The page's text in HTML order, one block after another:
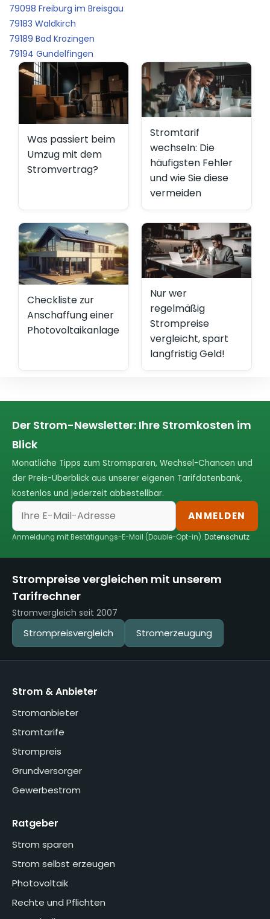
79098 Freiburg im Breisgau
79183 Waldkirch
79189 Bad Krozingen
79194 Gundelfingen
Was passiert beim
Umzug mit dem
Stromvertrag?
Stromtarif
wechseln: Die
häufigsten Fehler
und wie Sie diese
vermeiden
Checkliste zur
Anschaffung einer
Photovoltaikanlage
Nur wer
regelmäßig
Strompreise
vergleicht, spart
langfristig Geld!
Der Strom-Newsletter: Ihre Stromkosten im
Blick
Monatliche Tipps zum Stromsparen, Wechsel-Chancen und
der Preis-Überblick aus unserer eigenen Tarifdatenbank,
kostenlos und jederzeit abbestellbar.
ANMELDEN
Anmeldung mit Bestätigungs-E-Mail (Double-Opt-in).Datenschutz
Strompreise vergleichen mit unserem
Tarifrechner
Stromvergleich seit 2007
Strompreisvergleich Stromerzeugung
Strom & Anbieter
Stromanbieter
Stromtarife
Strompreis
Grundversorger
Gewerbestrom
Ratgeber
Strom sparen
Strom selbst erzeugen
Photovoltaik
Rechte und Pflichten